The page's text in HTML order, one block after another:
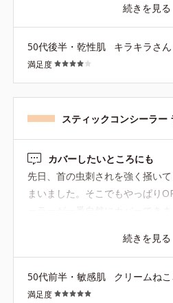
続きを見る
50代後半・乾性肌 キラキラさん
満足度
スティックコンシーラー
カバーしたいところにも
先日、首の虫刺されを強く掻い
まいました。そこでもやっぱり
続きを見る
50代前半・敏感肌 クリームね
満足度